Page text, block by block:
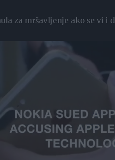
za mršavljenje ako se vi